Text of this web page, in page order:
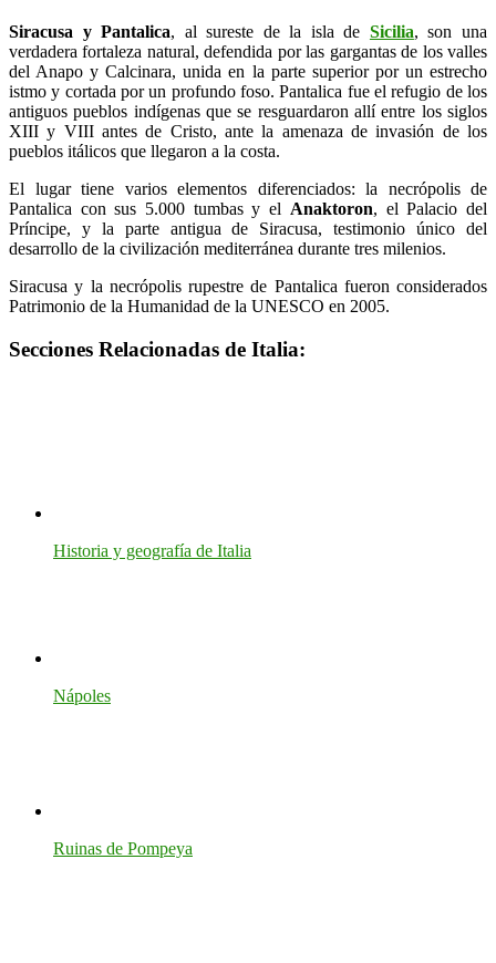
Siracusa y Pantalica, al sureste de la isla de Sicilia, son una
verdadera fortaleza natural, defendida por las gargantas de los valles
del Anapo y Calcinara, unida en la parte superior por un estrecho
istmo y cortada por un profundo foso. Pantalica fue el refugio de los
antiguos pueblos indígenas que se resguardaron allí entre los siglos
XIII y VIII antes de Cristo, ante la amenaza de invasión de los
pueblos itálicos que llegaron a la costa.
El lugar tiene varios elementos diferenciados: la necrópolis de
Pantalica con sus 5.000 tumbas y el Anaktoron, el Palacio del
Príncipe, y la parte antigua de Siracusa, testimonio único del
desarrollo de la civilización mediterránea durante tres milenios.
Siracusa y la necrópolis rupestre de Pantalica fueron considerados
Patrimonio de la Humanidad de la UNESCO en 2005.
Secciones Relacionadas de Italia:
Historia y geografía de Italia
Nápoles
Ruinas de Pompeya